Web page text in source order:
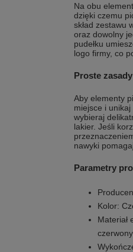
Na obu
dzięki czemu
skład zestawu
oraz dowolny
pudełku
logo firmy, co
Proste
Aby elementy
miejsce i
wybieraj
lakier. Jeśli
nawyki
Parametry
Kolor:
Materiał